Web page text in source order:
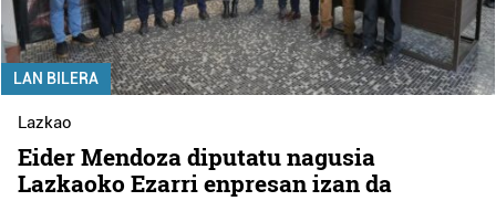
LAN BILERA
Lazkao
Eider Mendoza diputatu nagusia
Lazkaoko Ezarri enpresan izan da